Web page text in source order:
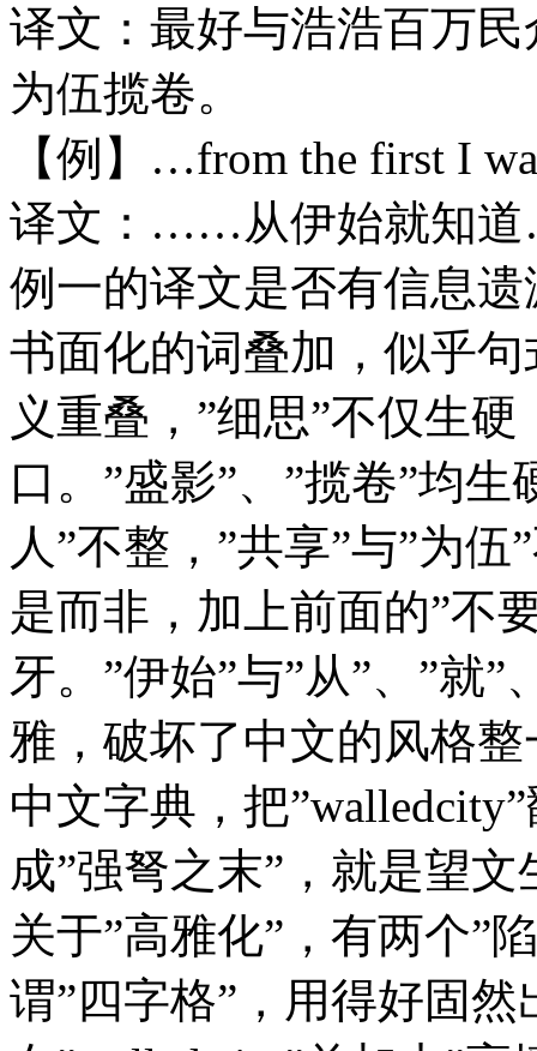
译文：最好与浩浩百万
为伍揽卷。
【例】…from the first I
译文：……从伊始就知
例一的译文是否有信息
书面化的词叠加，似乎句
义重叠，”细思”不仅生
口。”盛影”、”揽卷”均
人”不整，”共享”与”为
是而非，加上前面的”不
牙。”伊始”与”从”、”就
雅，破坏了中文的风格
中文字典，把
成”强弩之末”，就是望
关于”高雅化”，有两个”
谓”四字格”，用得好固